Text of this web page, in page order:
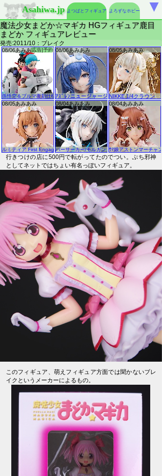
Asahiwa.jp よつばとフィギュア よろずなホビー
魔法少女まどか☆マギカ HGフィギュア鹿目
まどか フィギュアレビュー
発売:2011/10：ブレイク
行きつけの店に500円で転がってたのでつい。ぷち邪神
としてネットではちょい有名っぽいフィギュア。
このフィギュア、萌えフィギュア方面では聞かないブレ
イクというメーカーによるもの。
▼